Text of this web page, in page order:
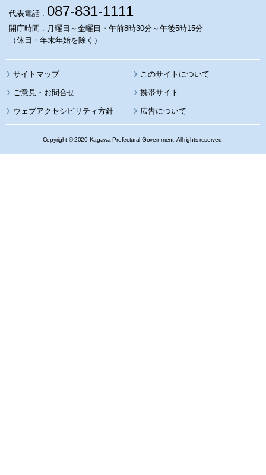
代表電話 : 087-831-1111
開庁時間 : 月曜日～金曜日・午前8時30分～午後5時15分
（休日・年末年始を除く）
サイトマップ このサイトについて
携帯サイト
ウェブアクセシビリティ方針 広告について
Copyright © 2020 Kagawa Prefectural Government. All rights reserved.